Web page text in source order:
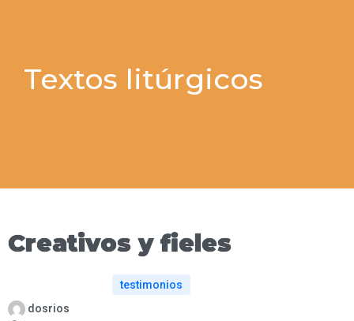
Textos litúrgicos
Creativos y fieles
dosrios
testimonios